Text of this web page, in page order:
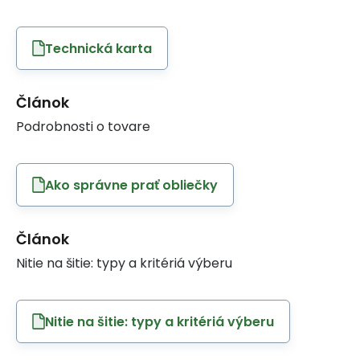
Technická karta
Článok
Podrobnosti o tovare
Ako správne prať obliečky
Článok
Nitie na šitie: typy a kritériá výberu
Nitie na šitie: typy a kritériá výberu